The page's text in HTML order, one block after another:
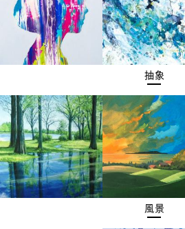
抽象
風景